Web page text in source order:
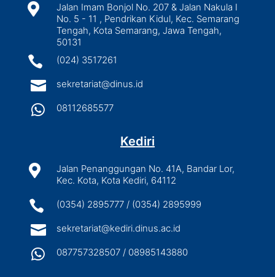

Jalan Imam Bonjol No. 207 & Jalan Nakula I
No. 5 - 11 , Pendrikan Kidul, Kec. Semarang
Tengah, Kota Semarang, Jawa Tengah,
50131
 (024) 3517261
 sekretariat@dinus.id
 08112685577
Kediri

Jalan Penanggungan No. 41A, Bandar Lor,
Kec. Kota, Kota Kediri, 64112
 (0354) 2895777 / (0354) 2895999
 sekretariat@kediri.dinus.ac.id
 087757328507 / 08985143880